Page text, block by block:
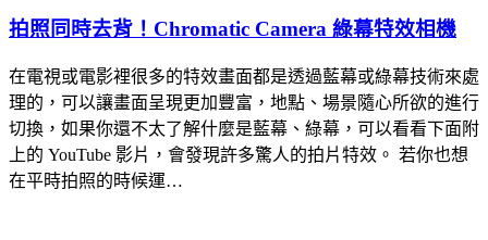
拍照同時去背！Chromatic Camera 綠幕特效相機
在電視或電影裡很多的特效畫面都是透過藍幕或綠幕技術來處
理的，可以讓畫面呈現更加豐富，地點、場景隨心所欲的進行
切換，如果你還不太了解什麼是藍幕、綠幕，可以看看下面附
上的 YouTube 影片，會發現許多驚人的拍片特效。 若你也想
在平時拍照的時候運…